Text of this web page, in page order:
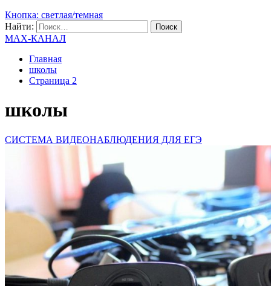
Кнопка: светлая/темная
Найти:
MAX-КАНАЛ
Главная
школы
Страница 2
школы
СИСТЕМА ВИДЕОНАБЛЮДЕНИЯ ДЛЯ ЕГЭ